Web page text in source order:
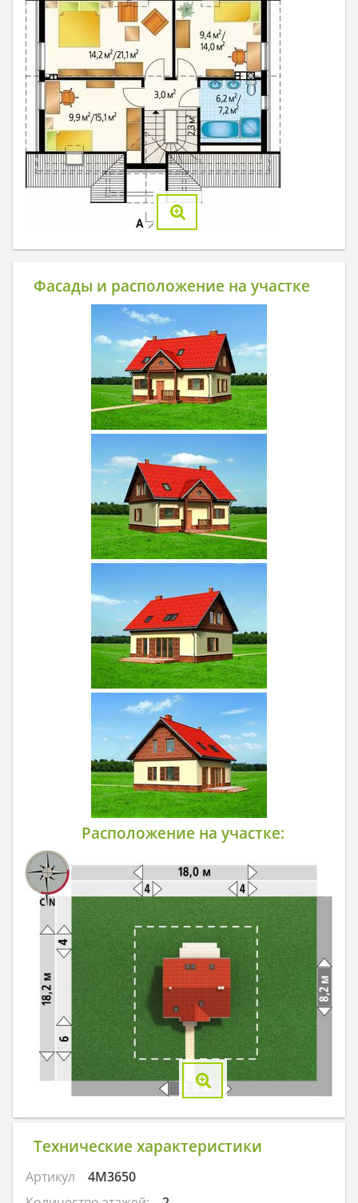
Фасады и расположение на участке
Расположение на участке:
Технические характеристики
Артикул
4M3650